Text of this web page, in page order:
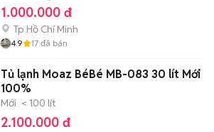
1.000.000 đ
Tp Hồ Chí Minh
4.9 17 đã bán
Tủ lạnh Moaz BéBé MB-083 30 lít Mới
100%
Mới < 100 lít
2.100.000 đ